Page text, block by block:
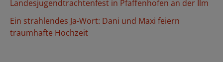
:Landesjugendtrachtenfest in Pfaffenhofen an der Ilm
Ein strahlendes Ja-Wort: Dani und Maxi feiern
traumhafte Hochzeit